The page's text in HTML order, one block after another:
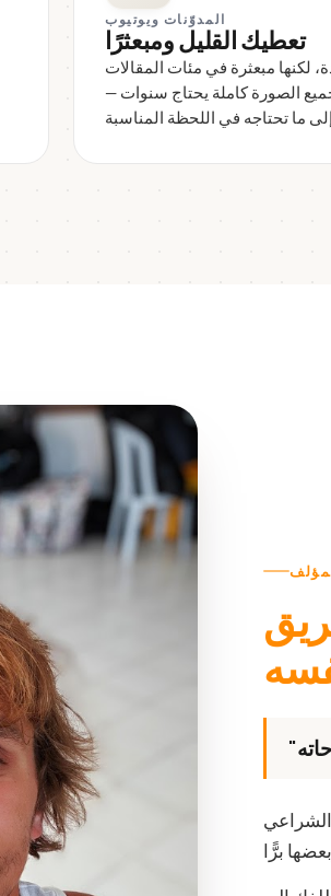
المدوّنات ويوتيوب
تعطيك القليل ومبعثرًا
لكنها مبعثرة في مئات المقالات
الصورة كاملة يحتاج سنوات —